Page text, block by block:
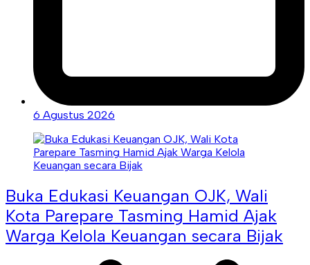
6 Agustus 2026
Buka Edukasi Keuangan OJK, Wali
Kota Parepare Tasming Hamid Ajak
Warga Kelola Keuangan secara Bijak